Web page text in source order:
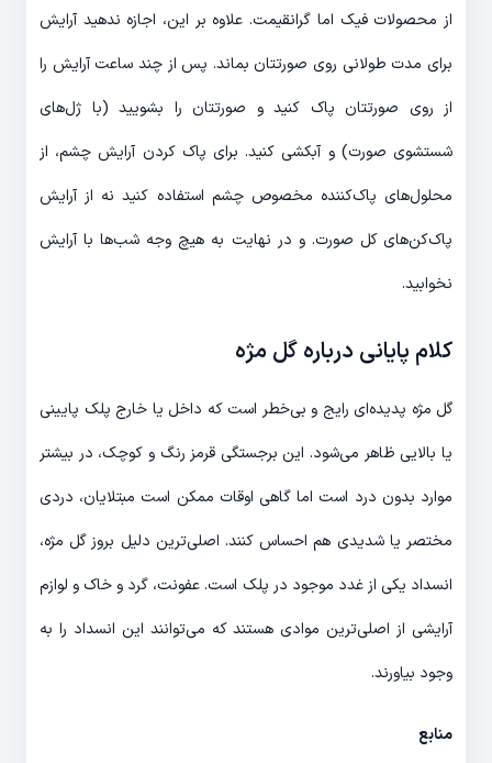
از محصولات فیک اما گرانقیمت. علاوه بر این، اجازه ندهید آرایش
برای مدت طولانی روی صورتتان بماند. پس از چند ساعت آرایش را
از روی صورتتان پاک کنید و صورتتان را بشویید (با ژل‌های
شستشوی صورت) و آبکشی کنید. برای پاک کردن آرایش چشم، از
محلول‌های پاک‌کننده مخصوص چشم استفاده کنید نه از آرایش
پاک‌کن‌های کل صورت. و در نهایت به هیچ وجه شب‌ها با آرایش
نخوابید.
کلام پایانی درباره گل مژه
گل مژه پدیده‌ای رایج و بی‌خطر است که داخل یا خارج پلک پایینی
یا بالایی ظاهر می‌شود. این برجستگی قرمز رنگ و کوچک، در بیشتر
موارد بدون درد است اما گاهی اوقات ممکن است مبتلایان، دردی
مختصر یا شدیدی هم احساس کنند. اصلی‌ترین دلیل بروز گل مژه،
انسداد یکی از غدد موجود در پلک است. عفونت، گرد و خاک و لوازم
آرایشی از اصلی‌ترین موادی هستند که می‌توانند این انسداد را به
وجود بیاورند.
منابع